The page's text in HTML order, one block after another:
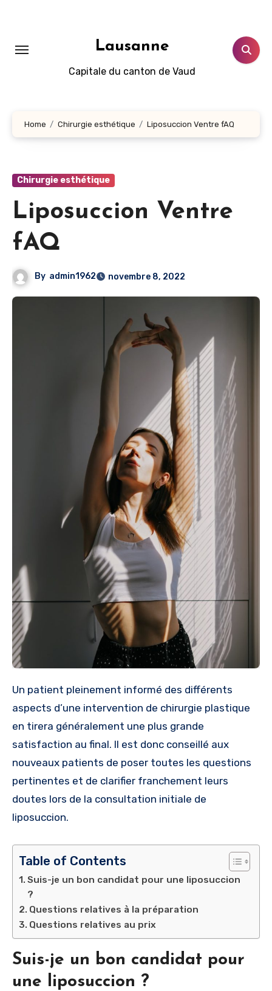
Lausanne
Capitale du canton de Vaud
Home Chirurgie esthétique Liposuccion Ventre fAQ
Chirurgie esthétique
Liposuccion Ventre
fAQ
By admin1962 novembre 8, 2022
Un patient pleinement informé des différents
aspects d’une intervention de chirurgie plastique
en tirera généralement une plus grande
satisfaction au final. Il est donc conseillé aux
nouveaux patients de poser toutes les questions
pertinentes et de clarifier franchement leurs
doutes lors de la consultation initiale de
liposuccion.
Table of Contents
Suis-je un bon candidat pour une liposuccion
?
Questions relatives à la préparation
Questions relatives au prix
Suis-je un bon candidat pour
une liposuccion ?